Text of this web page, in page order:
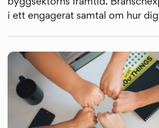
i ett engagerat samtal om hur